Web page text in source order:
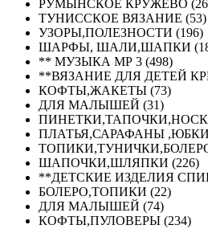
РУМЫНСКОЕ КРУЖЕВО
ТУНИССКОЕ ВЯЗАНИЕ (53)
УЗОРЫ,ПОЛЕЗНОСТИ (196)
ШАРФЫ, ШАЛИ,ШАПКИ
** МУЗЫКА МР 3 (498)
**ВЯЗАНИЕ ДЛЯ ДЕТЕЙ
КОФТЫ,ЖАКЕТЫ (73)
ДЛЯ МАЛЫШЕЙ (31)
ПЛАТЬЯ,САРАФАНЫ ,ЮБКИ
ШАПОЧКИ,ШЛЯПКИ (226)
**ДЕТСКИЕ ИЗДЕЛИЯ
БОЛЕРО,ТОПИКИ (22)
ДЛЯ МАЛЫШЕЙ (74)
КОФТЫ,ПУЛОВЕРЫ (234)